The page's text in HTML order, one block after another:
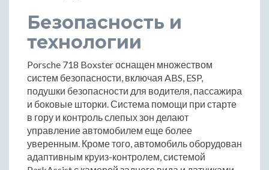
Безопасность и
технологии
Porsche 718 Boxster оснащен множеством
систем безопасности, включая ABS, ESP,
подушки безопасности для водителя, пассажира
и боковые шторки. Система помощи при старте
в гору и контроль слепых зон делают
управление автомобилем еще более
уверенным. Кроме того, автомобиль оборудован
адаптивным круиз-контролем, системой